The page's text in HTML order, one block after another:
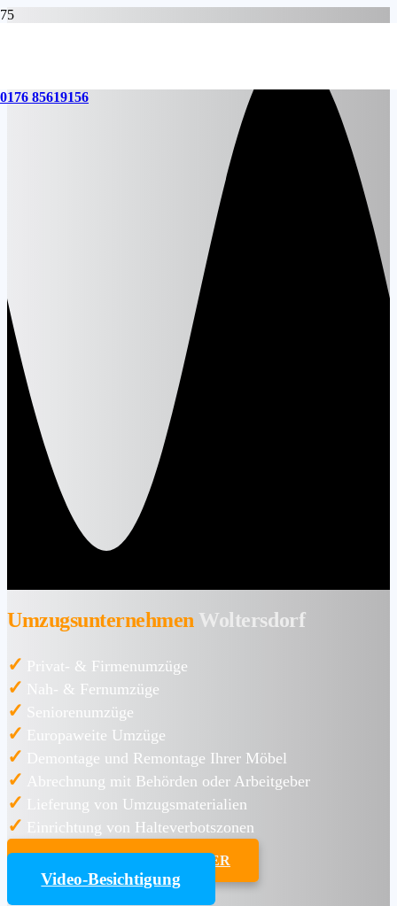
0176 85619156
Umzugsunternehmen Woltersdorf
✓ Privat- & Firmenumzüge
✓ Nah- & Fernumzüge
✓ Seniorenumzüge
✓ Europaweite Umzüge
✓ Demontage und Remontage Ihrer Möbel
✓ Abrechnung mit Behörden oder Arbeitgeber
✓ Lieferung von Umzugsmaterialien
✓ Einrichtung von Halteverbotszonen
UMZUGSKOSTENRECHNER
Video-Besichtigung